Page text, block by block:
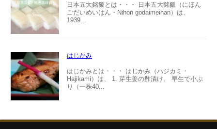
日本五大銘飯とは・・・ 日本五大銘飯（にほん
ごだいめいはん・Nihon godaimeihan）は、
1939...
はじかみ
はじかみとは・・・ はじかみ（ハジカミ・
Hajikami）は、 1. 芽生姜の酢漬け。 早生で小ぶ
り（一株40...